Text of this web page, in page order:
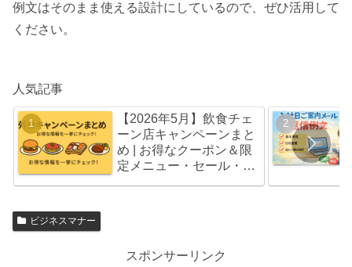
例文はそのまま使える設計にしているので、ぜひ活用して
ください。
人気記事
【2026年5月】飲食チェ
ーン店キャンペーンまと
め | お得なクーポン＆限
定メニュー・セール・福
ビジネスマナー
スポンサーリンク